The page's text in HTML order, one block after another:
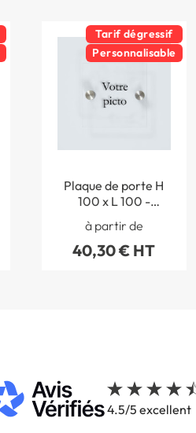
Tarif dégressif
Personnalisable
Plaque de porte H
100 x L 100 -
Gamme Clear picto
personnalisé
à partir de
40,30 € HT
4.5/5 excellent